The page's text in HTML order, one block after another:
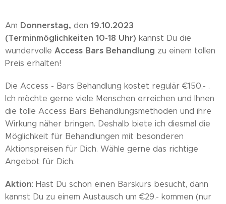
Am Donnerstag, den 19.10.2023
(Terminmöglichkeiten 10-18 Uhr) kannst Du die
wundervolle Access Bars Behandlung zu einem tollen
Preis erhalten!
Die Access - Bars Behandlung kostet regulär €150,- .
Ich möchte gerne viele Menschen erreichen und Ihnen
die tolle Access Bars Behandlungsmethoden und ihre
Wirkung näher bringen. Deshalb biete ich diesmal die
Möglichkeit für Behandlungen mit besonderen
Aktionspreisen für Dich. Wähle gerne das richtige
Angebot für Dich.
Aktion: Hast Du schon einen Barskurs besucht, dann
kannst Du zu einem Austausch um €29.- kommen (nur